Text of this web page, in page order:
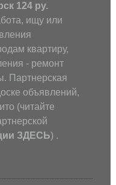
124 ру.
ищу или
квартиру,
- ремонт
Партнерская
объявлений,
(читайте
ЗДЕСЬ) .